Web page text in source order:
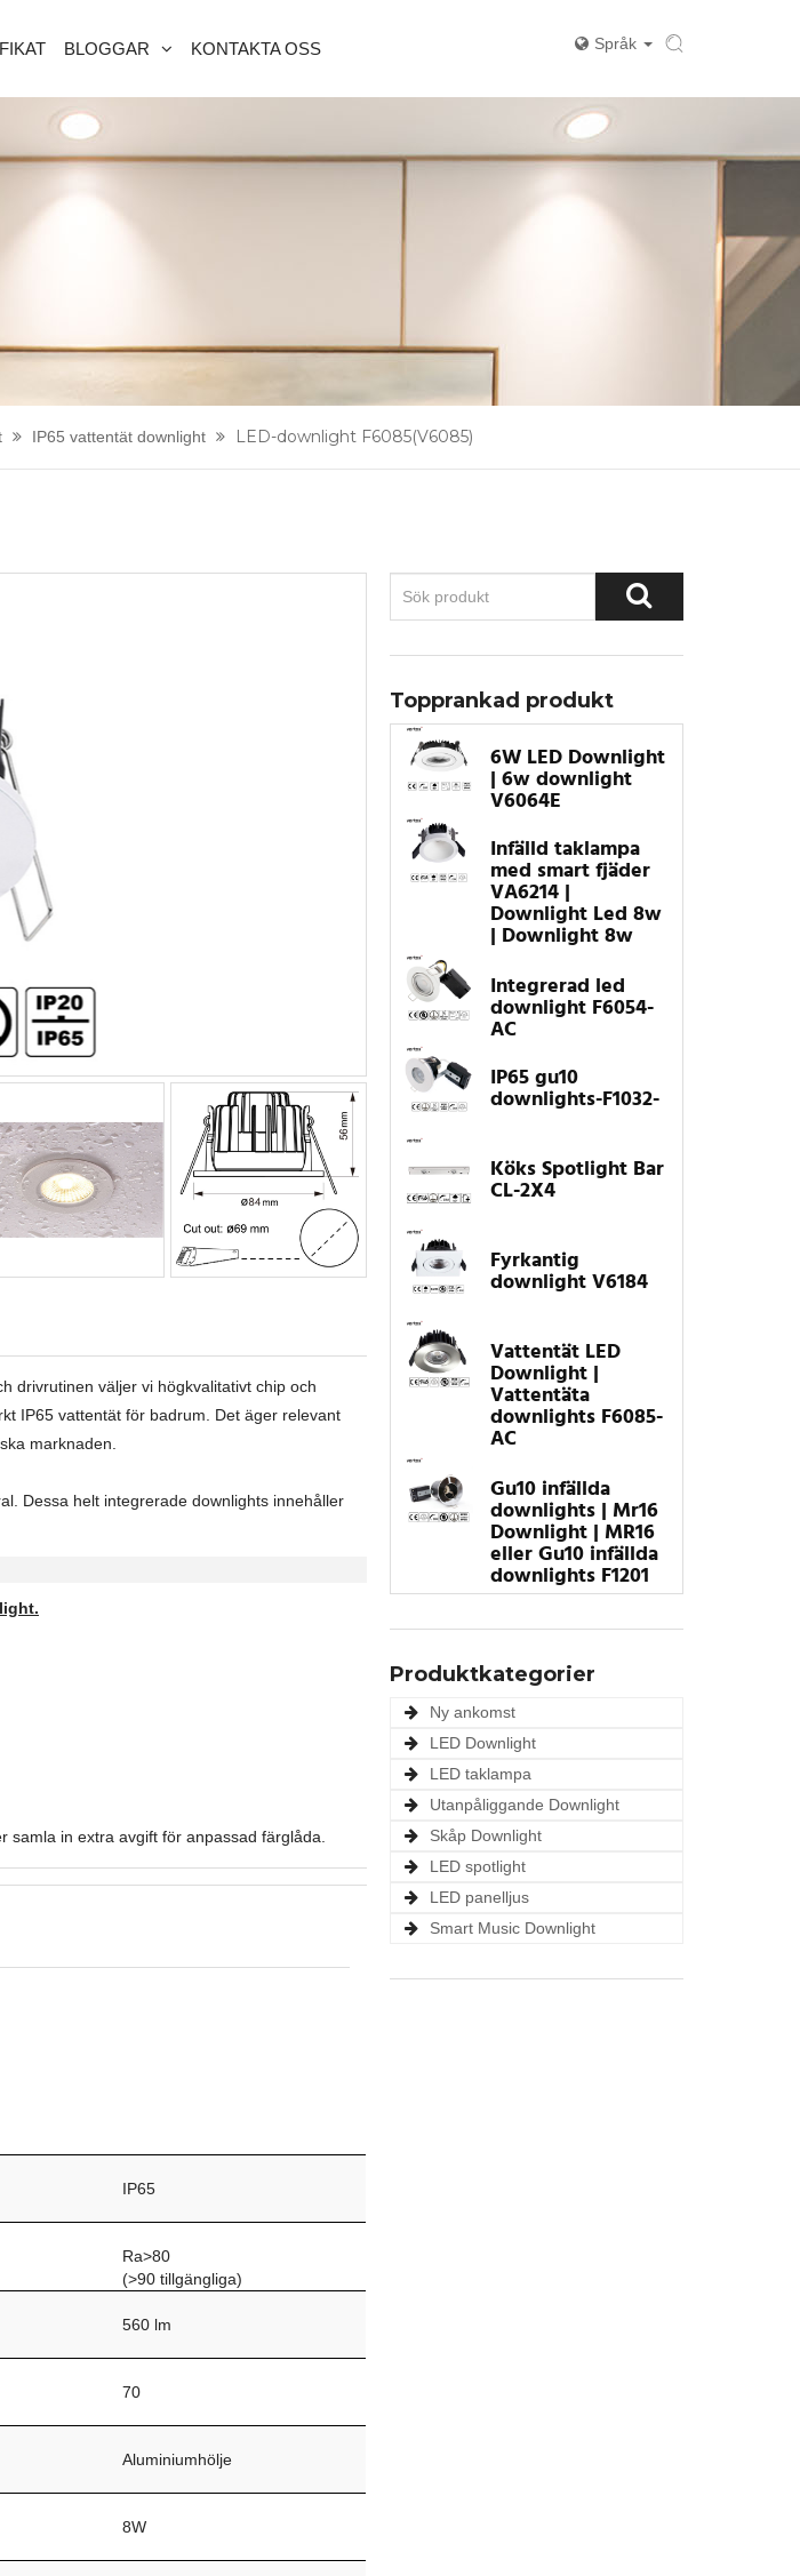
BLOGGAR KONTAKTA OSS Språk
IP65 vattentät downlight LED-downlight F6085(V6085)
drivrutinen väljer vi högkvalitativt chip och
IP65 vattentät för badrum. Det äger relevant
marknaden.
Dessa helt integrerade downlights innehåller
samla in extra avgift för anpassad färglåda.
IP65
Ra>80
(>90 tillgängliga)
560 lm
70
Aluminiumhölje
8W
Topprankad produkt
6W LED Downlight
| 6w downlight
V6064E
Infälld taklampa
med smart fjäder
VA6214 |
Downlight Led 8w
| Downlight 8w
Integrerad led
downlight F6054-
AC
IP65 gu10
downlights-F1032-
Köks Spotlight Bar
CL-2X4
Fyrkantig
downlight V6184
Vattentät LED
Downlight |
Vattentäta
downlights F6085-
AC
Gu10 infällda
downlights | Mr16
Downlight | MR16
eller Gu10 infällda
downlights F1201
Produktkategorier
Ny ankomst
LED Downlight
LED taklampa
Utanpåliggande Downlight
Skåp Downlight
LED spotlight
LED panelljus
Smart Music Downlight